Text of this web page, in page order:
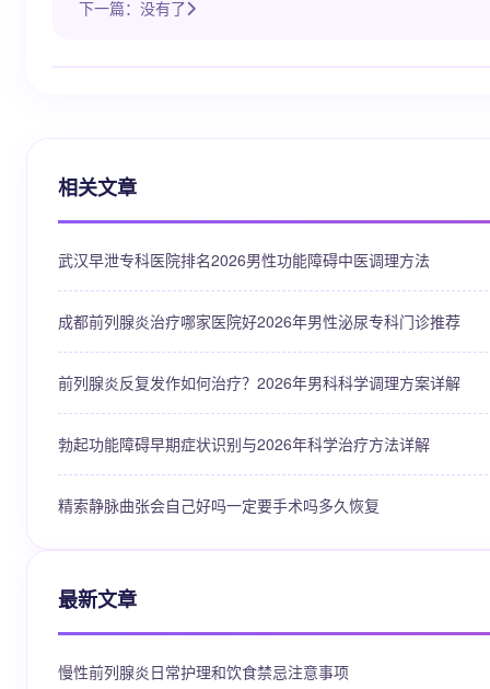
下一篇：没有了
相关文章
武汉早泄专科医院排名2026男性功能障碍中医调理方法
成都前列腺炎治疗哪家医院好2026年男性泌尿专科门诊推荐
前列腺炎反复发作如何治疗？2026年男科科学调理方案详解
勃起功能障碍早期症状识别与2026年科学治疗方法详解
精索静脉曲张会自己好吗一定要手术吗多久恢复
最新文章
慢性前列腺炎日常护理和饮食禁忌注意事项